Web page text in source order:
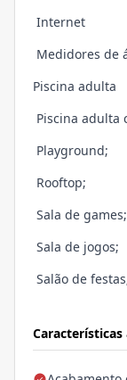
Internet
Medidores de
Piscina adulta
Piscina adulta
Playground;
Rooftop;
Sala de games;
Sala de jogos;
Salão de